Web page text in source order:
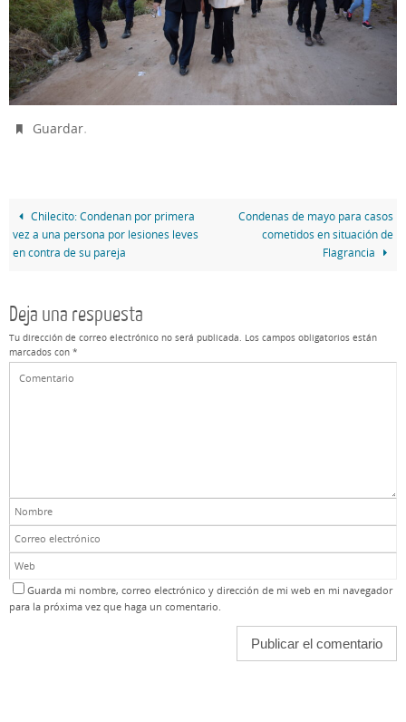
Guardar.
Chilecito: Condenan por primera
vez a una persona por lesiones leves
en contra de su pareja
Condenas de mayo para casos
cometidos en situación de
Flagrancia
Deja una respuesta
Tu dirección de correo electrónico no será publicada. Los campos obligatorios están
marcados con *
Guarda mi nombre, correo electrónico y dirección de mi web en mi navegador
para la próxima vez que haga un comentario.